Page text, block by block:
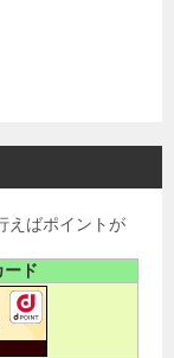
えばポイントが
ード